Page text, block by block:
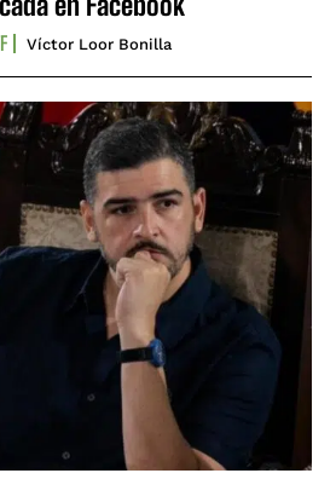
Víctor Loor Bonilla